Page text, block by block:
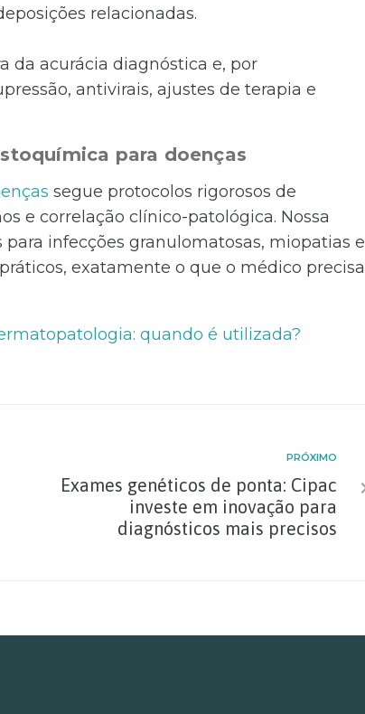
relacionadas.
da acurácia diagnóstica e, por
antivirais, ajustes de terapia e
para doenças
segue protocolos rigorosos de
e correlação clínico-patológica. Nossa
infecções granulomatosas, miopatias e
exatamente o que o médico precisa
quando é utilizada?
PRÓXIMO
Exames genéticos de ponta: Cipac
investe em inovação para
diagnósticos mais precisos